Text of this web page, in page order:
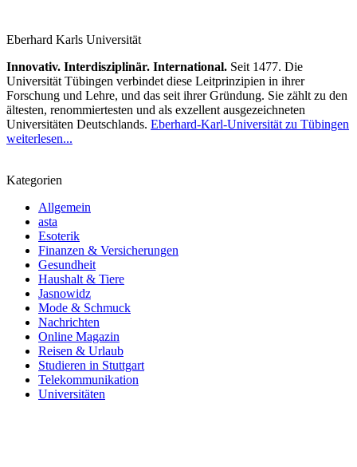
Eberhard Karls Universität
Innovativ. Interdisziplinär. International. Seit 1477. Die
Universität Tübingen verbindet diese Leitprinzipien in ihrer
Forschung und Lehre, und das seit ihrer Gründung. Sie zählt zu den
ältesten, renommiertesten und als exzellent ausgezeichneten
Universitäten Deutschlands. Eberhard-Karl-Universität zu Tübingen
weiterlesen...
Kategorien
Allgemein
asta
Esoterik
Finanzen & Versicherungen
Gesundheit
Haushalt & Tiere
Jasnowidz
Mode & Schmuck
Nachrichten
Online Magazin
Reisen & Urlaub
Studieren in Stuttgart
Telekommunikation
Universitäten